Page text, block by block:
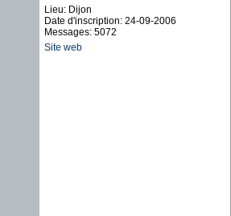
Lieu: Dijon
Date d'inscription: 24-09-2006
Messages: 5072
Site web